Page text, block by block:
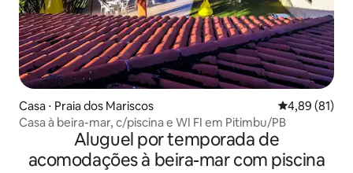
Casa ⋅ Praia dos Mariscos 4,89 de uma
4,89 (81)
Casa à beira-mar, c/piscina e WI FI em Pitimbu/PB
Aluguel por temporada de
acomodações à beira-mar com piscina